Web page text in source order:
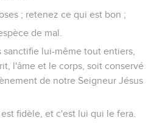
frères, rendre continuellement
juste, parce que votre foi fait
de plus en plus.
vous dans les Églises de
et de votre foi au milieu